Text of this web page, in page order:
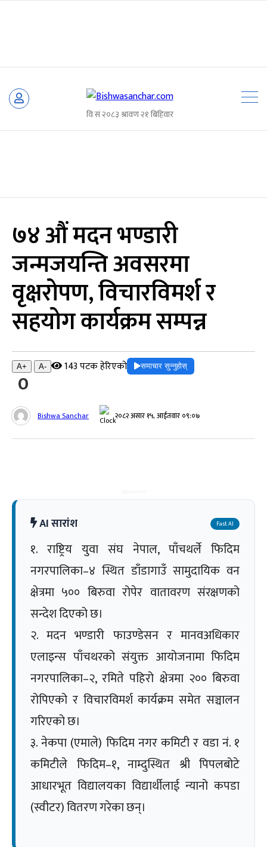
Skip
७४ औं मदन भण्डारी
जन्मजयन्ति अवसरमा
वृक्षरोपण, विचारविमर्श र
सहयोग कार्यक्रम सम्पन्न
A+ A- 143 पटक हेरिएको समाचार सुन्नुहोस्
0
Bishwa Sanchar २०८२ असार १५, आईतवार ०९:०७
AI सारांश Fast AI
१. राष्ट्रिय युवा संघ नेपाल, पाँचथर्ले फिदिम
नगरपालिका–४ स्थित डाँडागाउँ सामुदायिक वन
क्षेत्रमा ५०० बिरुवा रोपेर वातावरण संरक्षणको
सन्देश दिएको छ।
२. मदन भण्डारी फाउण्डेसन र मानवअधिकार
एलाइन्स पाँचथरको संयुक्त आयोजनामा फिदिम
नगरपालिका–२, रमिते पहिरो क्षेत्रमा २०० बिरुवा
रोपिएको र विचारविमर्श कार्यक्रम समेत सञ्चालन
गरिएको छ।
३. नेकपा (एमाले) फिदिम नगर कमिटी र वडा नं. १
कमिटीले फिदिम–१, नाम्दुस्थित श्री पिपलबोटे
आधारभूत विद्यालयका विद्यार्थीलाई न्यानो कपडा
(स्वीटर) वितरण गरेका छन्।